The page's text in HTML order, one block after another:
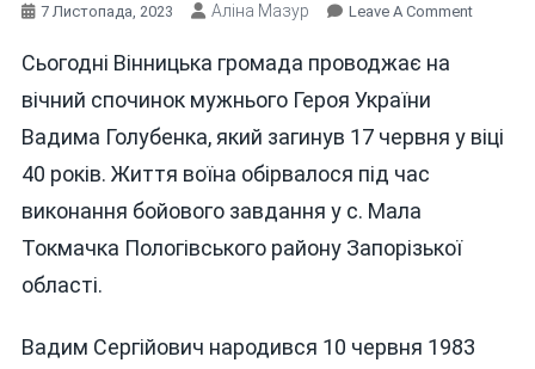
7 Листопада, 2023 Аліна Мазур Leave A CommentOn
ІЗ
Сьогодні Вінницька громада проводжає на
вічний спочинок мужнього Героя України
Вадима Голубенка, який загинув 17 червня у віці
40 років. Життя воїна обірвалося під час
виконання бойового завдання у с. Мала
Токмачка Пологівського району Запорізької
області.
Вадим Сергійович народився 10 червня 1983